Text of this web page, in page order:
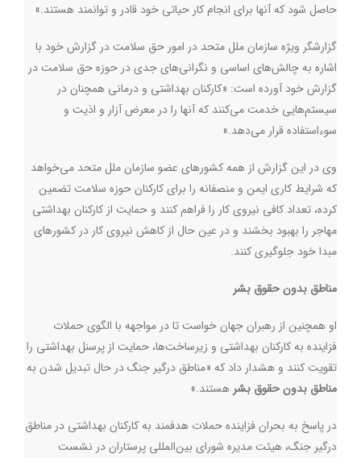
حاصل شود که آنها برای انجام کار حیاتی خود قادر و توانمند هستند.»
گزارشگر ویژه سازمان ملل متحد در امور حق سلامت در گزارش خود با
اشاره به چالش‌های اساسی و نگرانی‌های جدی در حوزه حق سلامت در
گزارش خود آورده است: «کارکنان بهداشتی و درمانی همچنان در
سیستم‌هایی خدمت می‌کنند که آنها را در معرض آزار و اذیت و
سوءاستفاده قرار می‌دهد.»
وی در این گزارش از همه کشورهای عضو سازمان ملل متحد می‌خواهد
که شرایط کاری ایمن و منصفانه را برای کارکنان حوزه سلامت تضمین
کرده، تعداد کافی نیروی کار را فراهم کنند و حمایت از کارکنان بهداشتی
مهاجر را بهبود بخشند و در عین حال از کاهش نیروی کار در کشورهای
مبدا خود جلوگیری کنند.
مناطق بدون حقوق بشر
او همچنین از رهبران جهان خواست تا در مواجهه با الگوی حملات
فزاینده به کارکنان بهداشتی و زیرساخت‌ها، حمایت از پرسنل بهداشتی را
تقویت کنند و هشدار داد که «مناطق درگیر جنگ در حال تبدیل شدن به
مناطق بدون حقوق بشر هستند.»
در پاسخ به بحران فزاینده حملات هدفمند به کارکنان بهداشتی در مناطق
درگیر جنگ، هیئت مدیره شورای بین‌المللی پرستاران در نشست